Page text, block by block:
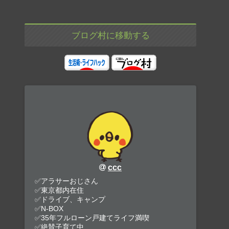
ブログ村に移動する
ccc
✅アラサーおじさん
✅東京都内在住
✅ドライブ、キャンプ
✅N-BOX
✅35年フルローン戸建てライフ満喫
✅絶賛子育て中